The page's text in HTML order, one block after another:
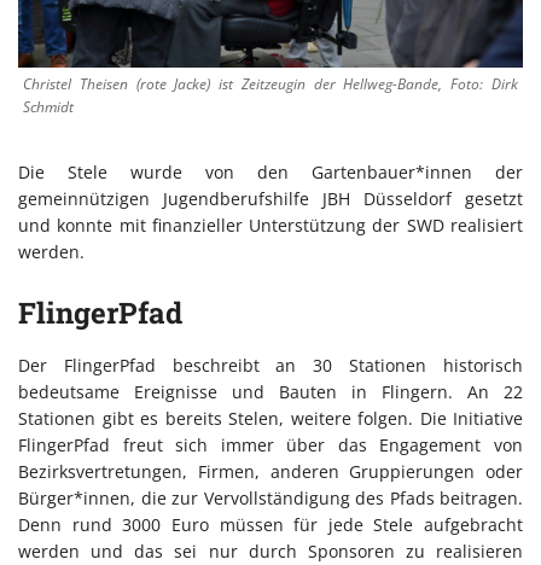
Christel Theisen (rote Jacke) ist Zeitzeugin der Hellweg-Bande, Foto: Dirk
Schmidt
Die Stele wurde von den Gartenbauer*innen der
gemeinnützigen Jugendberufshilfe JBH Düsseldorf gesetzt
und konnte mit finanzieller Unterstützung der SWD realisiert
werden.
FlingerPfad
Der FlingerPfad beschreibt an 30 Stationen historisch
bedeutsame Ereignisse und Bauten in Flingern. An 22
Stationen gibt es bereits Stelen, weitere folgen. Die Initiative
FlingerPfad freut sich immer über das Engagement von
Bezirksvertretungen, Firmen, anderen Gruppierungen oder
Bürger*innen, die zur Vervollständigung des Pfads beitragen.
Denn rund 3000 Euro müssen für jede Stele aufgebracht
werden und das sei nur durch Sponsoren zu realisieren